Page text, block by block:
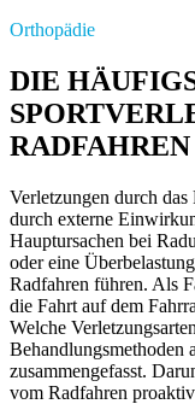
Orthopädie
DIE
Verletzungen durch
durch externe
Hauptursachen bei
oder eine
Radfahren führen. Als
die Fahrt auf dem
Welche
Behandlungsmethoden
zusammengefasst.
vom Radfahren